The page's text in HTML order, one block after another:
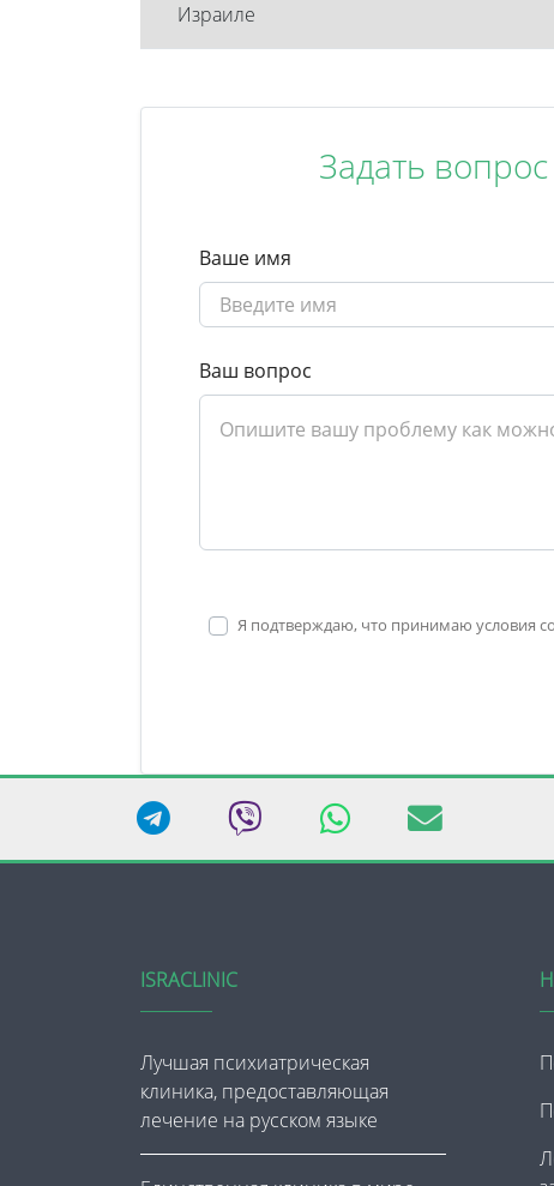
Израиле
Задать
Ваше имя
Ваш вопрос
Я подтверждаю, что принимаю условия
ISRACLINIC
Лучшая психиатрическая
клиника, предоставляющая
лечение на русском языке